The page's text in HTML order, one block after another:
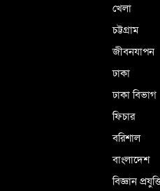
খেলা
চট্টগ্রাম
জীবনযাপন
ঢাকা
ঢাকা বিভাগ
ফিচার
বরিশাল
বাংলাদেশ
বিজ্ঞান